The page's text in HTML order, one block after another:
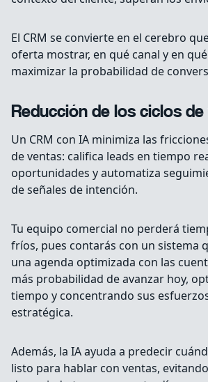
El CRM se convierte en el cerebro
oferta mostrar, en qué canal y en
maximizar la probabilidad de
Reducción de los ciclos
Un CRM con IA minimiza las
de ventas: califica leads en tiempo
oportunidades y automatiza
de señales de intención.
Tu equipo comercial no perderá
fríos, pues contarás con un sistema
una agenda optimizada con las
más probabilidad de avanzar hoy,
tiempo y concentrando sus
estratégica.
Además, la IA ayuda a predecir
listo para hablar con ventas,